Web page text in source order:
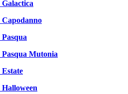
Capodanno
Pasqua Mutonia
Estate
Halloween